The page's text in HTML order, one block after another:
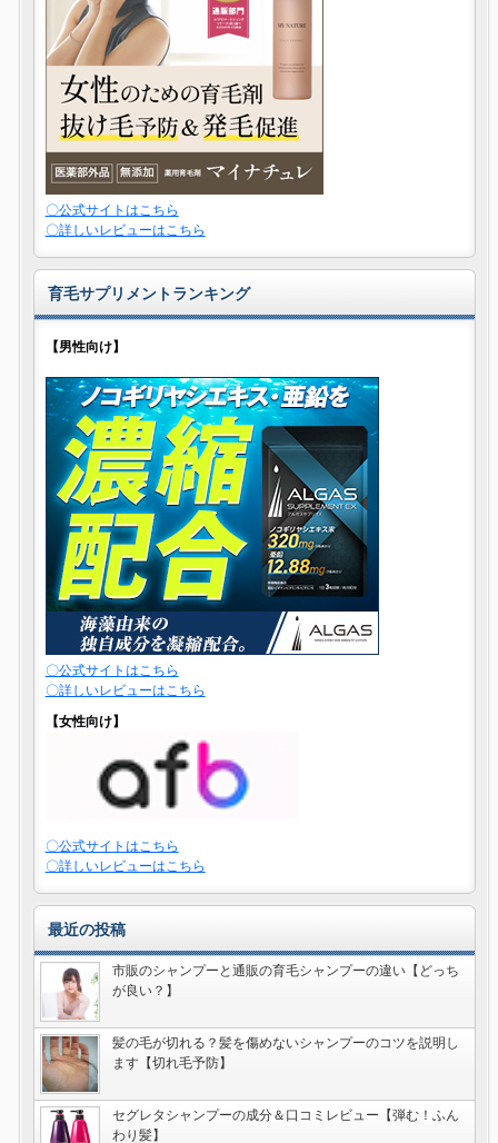
〇公式サイトはこちら
〇詳しいレビューはこちら
育毛サプリメントランキング
【男性向け】
〇公式サイトはこちら
〇詳しいレビューはこちら
【女性向け】
〇公式サイトはこちら
〇詳しいレビューはこちら
最近の投稿
市販のシャンプーと通販の育毛シャンプーの違い【どっち
が良い？】
髪の毛が切れる？髪を傷めないシャンプーのコツを説明し
ます【切れ毛予防】
セグレタシャンプーの成分＆口コミレビュー【弾む！ふん
わり髪】